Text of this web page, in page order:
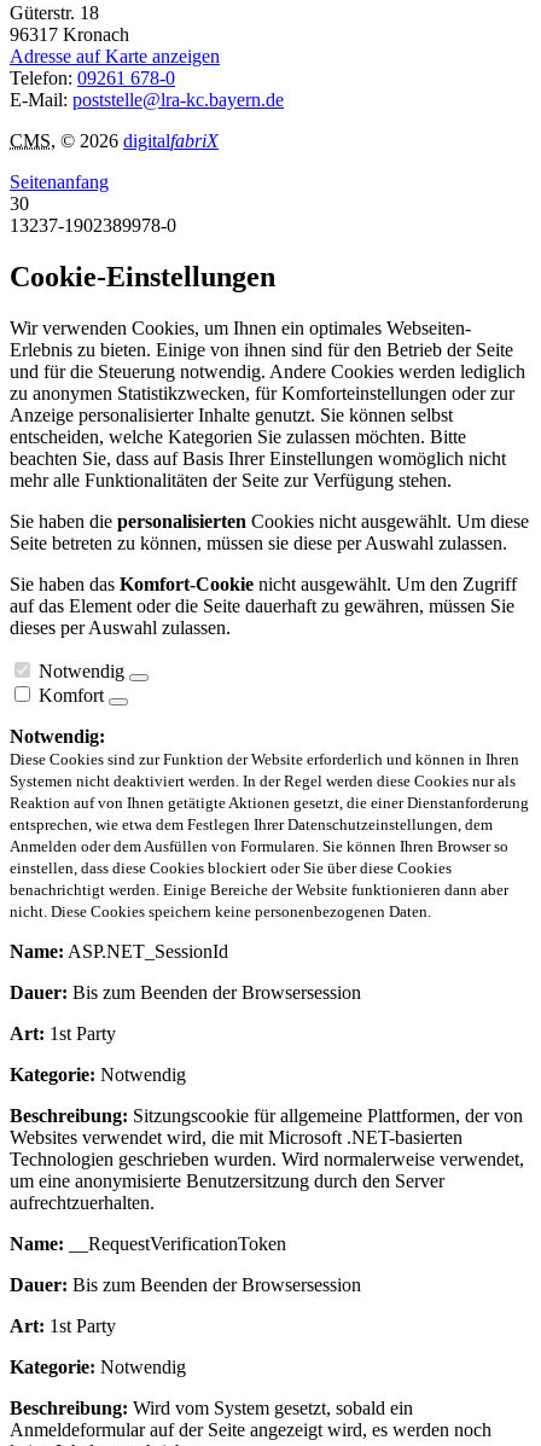
Güterstr. 18
96317 Kronach
Adresse auf Karte anzeigen
Telefon: 09261 678-0
E-Mail: poststelle@lra-kc.bayern.de
CMS, © 2026 digitalfabriX
Seitenanfang
30
13237-1902389978-0
Cookie-Einstellungen
Wir verwenden Cookies, um Ihnen ein optimales Webseiten-
Erlebnis zu bieten. Einige von ihnen sind für den Betrieb der Seite
und für die Steuerung notwendig. Andere Cookies werden lediglich
zu anonymen Statistikzwecken, für Komforteinstellungen oder zur
Anzeige personalisierter Inhalte genutzt. Sie können selbst
entscheiden, welche Kategorien Sie zulassen möchten. Bitte
beachten Sie, dass auf Basis Ihrer Einstellungen womöglich nicht
mehr alle Funktionalitäten der Seite zur Verfügung stehen.
Sie haben die personalisierten Cookies nicht ausgewählt. Um diese
Seite betreten zu können, müssen sie diese per Auswahl zulassen.
Sie haben das Komfort-Cookie nicht ausgewählt. Um den Zugriff
auf das Element oder die Seite dauerhaft zu gewähren, müssen Sie
dieses per Auswahl zulassen.
Notwendig
Komfort
Notwendig:
Diese Cookies sind zur Funktion der Website erforderlich und können in Ihren
Systemen nicht deaktiviert werden. In der Regel werden diese Cookies nur als
Reaktion auf von Ihnen getätigte Aktionen gesetzt, die einer Dienstanforderung
entsprechen, wie etwa dem Festlegen Ihrer Datenschutzeinstellungen, dem
Anmelden oder dem Ausfüllen von Formularen. Sie können Ihren Browser so
einstellen, dass diese Cookies blockiert oder Sie über diese Cookies
benachrichtigt werden. Einige Bereiche der Website funktionieren dann aber
nicht. Diese Cookies speichern keine personenbezogenen Daten.
Name: ASP.NET_SessionId
Dauer: Bis zum Beenden der Browsersession
Art: 1st Party
Kategorie: Notwendig
Beschreibung: Sitzungscookie für allgemeine Plattformen, der von
Websites verwendet wird, die mit Microsoft .NET-basierten
Technologien geschrieben wurden. Wird normalerweise verwendet,
um eine anonymisierte Benutzersitzung durch den Server
aufrechtzuerhalten.
Name: __RequestVerificationToken
Dauer: Bis zum Beenden der Browsersession
Art: 1st Party
Kategorie: Notwendig
Beschreibung: Wird vom System gesetzt, sobald ein
Anmeldeformular auf der Seite angezeigt wird, es werden noch